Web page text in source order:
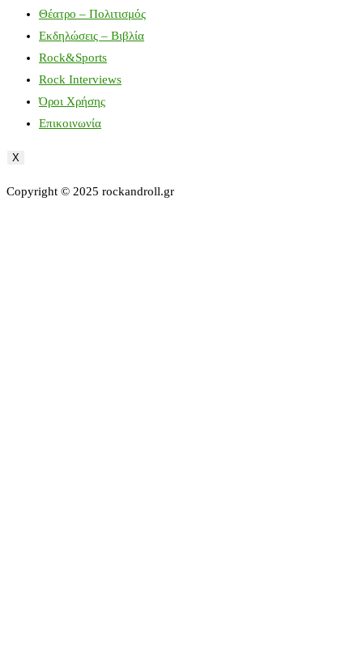
Θέατρο – Πολιτισμός
Εκδηλώσεις – Βιβλία
Rock&Sports
Rock Interviews
Όροι Χρήσης
Επικοινωνία
X
Copyright © 2025 rockandroll.gr